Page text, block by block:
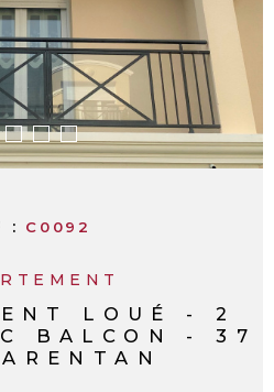
: C0092
LOUÉ - 2
BALCON - 37